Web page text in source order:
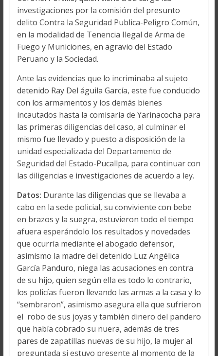
investigaciones por la comisión del presunto
delito Contra la Seguridad Publica-Peligro Común,
en la modalidad de Tenencia Ilegal de Arma de
Fuego y Municiones, en agravio del Estado
Peruano y la Sociedad.
Ante las evidencias que lo incriminaba al sujeto
detenido Ray Del águila García, este fue conducido
con los armamentos y los demás bienes
incautados hasta la comisaría de Yarinacocha para
las primeras diligencias del caso, al culminar el
mismo fue llevado y puesto a disposición de la
unidad especializada del Departamento de
Seguridad del Estado-Pucallpa, para continuar con
las diligencias e investigaciones de acuerdo a ley.
Datos: Durante las diligencias que se llevaba a
cabo en la sede policial, su conviviente con bebe
en brazos y la suegra, estuvieron todo el tiempo
afuera esperándolo los resultados y novedades
que ocurría mediante el abogado defensor,
asimismo la madre del detenido Luz Angélica
García Panduro, niega las acusaciones en contra
de su hijo, quien según ella es todo lo contrario,
los policías fueron llevando las armas a la casa y lo
“sembraron”, asimismo asegura ella que sufrieron
el robo de sus joyas y también dinero del pandero
que había cobrado su nuera, además de tres
pares de zapatillas nuevas de su hijo, la mujer al
preguntada si estuvo presente al momento de la